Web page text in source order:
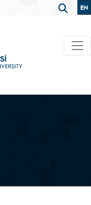
EN